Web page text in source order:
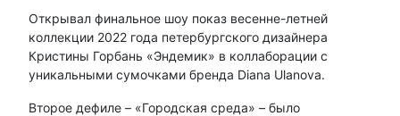
Открывал финальное шоу показ весенне-летней
коллекции 2022 года петербургского дизайнера
Кристины Горбань «Эндемик» в коллаборации с
уникальными сумочками бренда Diana Ulanova.
Второе дефиле – «Городская среда» – было